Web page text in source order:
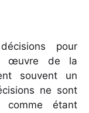
pour
œuvre de la
souvent un
ne sont
comme étant